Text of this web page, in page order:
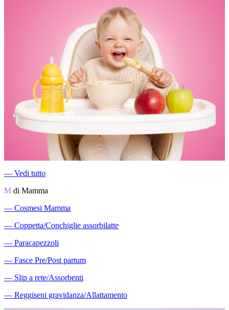
― Vedi tutto
M di Mamma
― Cosmesi Mamma
― Coppetta/Conchiglie assorbilatte
― Paracapezzoli
― Fasce Pre/Post partum
― Slip a rete/Assorbenti
― Reggiseni gravidanza/Allattamento